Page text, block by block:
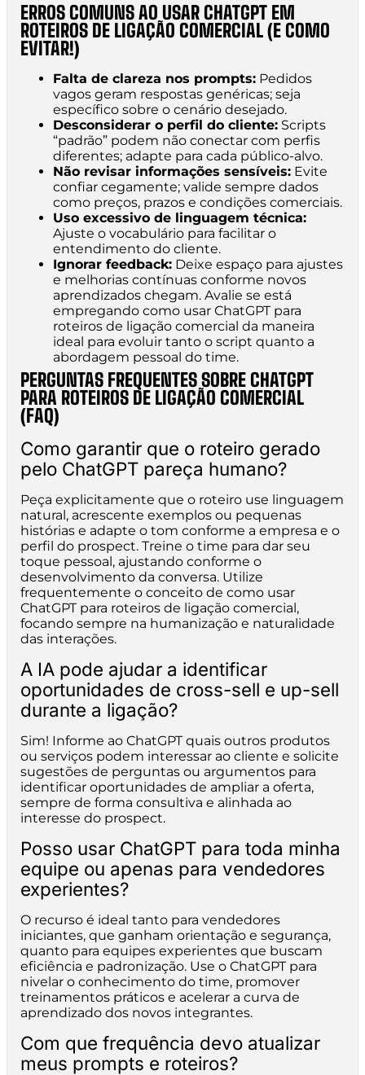
ERROS COMUNS AO USAR CHATGPT EM
ROTEIROS DE LIGAÇÃO COMERCIAL (E COMO
EVITAR!)
Falta de clareza nos prompts: Pedidos
vagos geram respostas genéricas; seja
específico sobre o cenário desejado.
Desconsiderar o perfil do cliente: Scripts
“padrão” podem não conectar com perfis
diferentes; adapte para cada público-alvo.
Não revisar informações sensíveis: Evite
confiar cegamente; valide sempre dados
como preços, prazos e condições comerciais.
Uso excessivo de linguagem técnica:
Ajuste o vocabulário para facilitar o
entendimento do cliente.
Ignorar feedback: Deixe espaço para ajustes
e melhorias contínuas conforme novos
aprendizados chegam. Avalie se está
empregando como usar ChatGPT para
roteiros de ligação comercial da maneira
ideal para evoluir tanto o script quanto a
abordagem pessoal do time.
PERGUNTAS FREQUENTES SOBRE CHATGPT
PARA ROTEIROS DE LIGAÇÃO COMERCIAL
(FAQ)
Como garantir que o roteiro gerado
pelo ChatGPT pareça humano?
Peça explicitamente que o roteiro use linguagem
natural, acrescente exemplos ou pequenas
histórias e adapte o tom conforme a empresa e o
perfil do prospect. Treine o time para dar seu
toque pessoal, ajustando conforme o
desenvolvimento da conversa. Utilize
frequentemente o conceito de como usar
ChatGPT para roteiros de ligação comercial,
focando sempre na humanização e naturalidade
das interações.
A IA pode ajudar a identificar
oportunidades de cross-sell e up-sell
durante a ligação?
Sim! Informe ao ChatGPT quais outros produtos
ou serviços podem interessar ao cliente e solicite
sugestões de perguntas ou argumentos para
identificar oportunidades de ampliar a oferta,
sempre de forma consultiva e alinhada ao
interesse do prospect.
Posso usar ChatGPT para toda minha
equipe ou apenas para vendedores
experientes?
O recurso é ideal tanto para vendedores
iniciantes, que ganham orientação e segurança,
quanto para equipes experientes que buscam
eficiência e padronização. Use o ChatGPT para
nivelar o conhecimento do time, promover
treinamentos práticos e acelerar a curva de
aprendizado dos novos integrantes.
Com que frequência devo atualizar
meus prompts e roteiros?